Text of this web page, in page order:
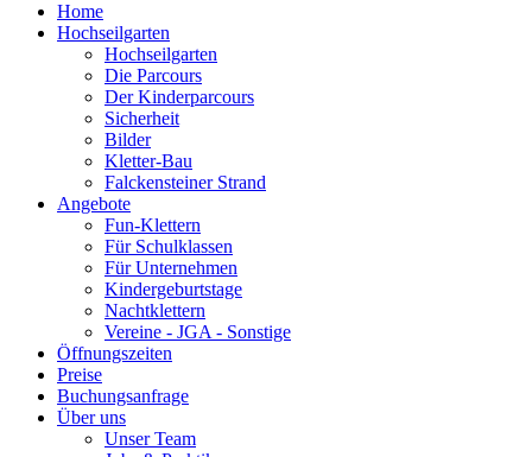
Home
Hochseilgarten
Hochseilgarten
Die Parcours
Der Kinderparcours
Sicherheit
Bilder
Kletter-Bau
Falckensteiner Strand
Angebote
Fun-Klettern
Für Schulklassen
Für Unternehmen
Kindergeburtstage
Nachtklettern
Vereine - JGA - Sonstige
Öffnungszeiten
Preise
Buchungsanfrage
Über uns
Unser Team